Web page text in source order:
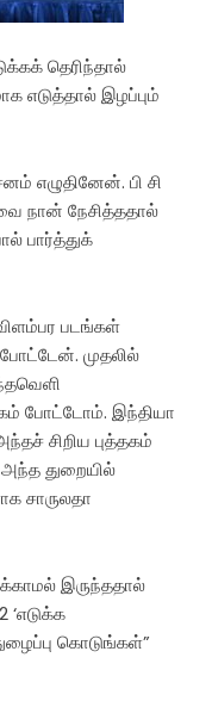
தெரிந்தால்
எடுத்தால் இழப்பும்
எழுதினேன். பி சி
நான் நேசித்ததால்
பார்த்துக்
படங்கள்
போட்டேன். முதலில்
போட்டோம். இந்தியா
சிறிய புத்தகம்
அந்த துறையில்
சாருலதா
இருந்ததால்
கொடுங்கள்”